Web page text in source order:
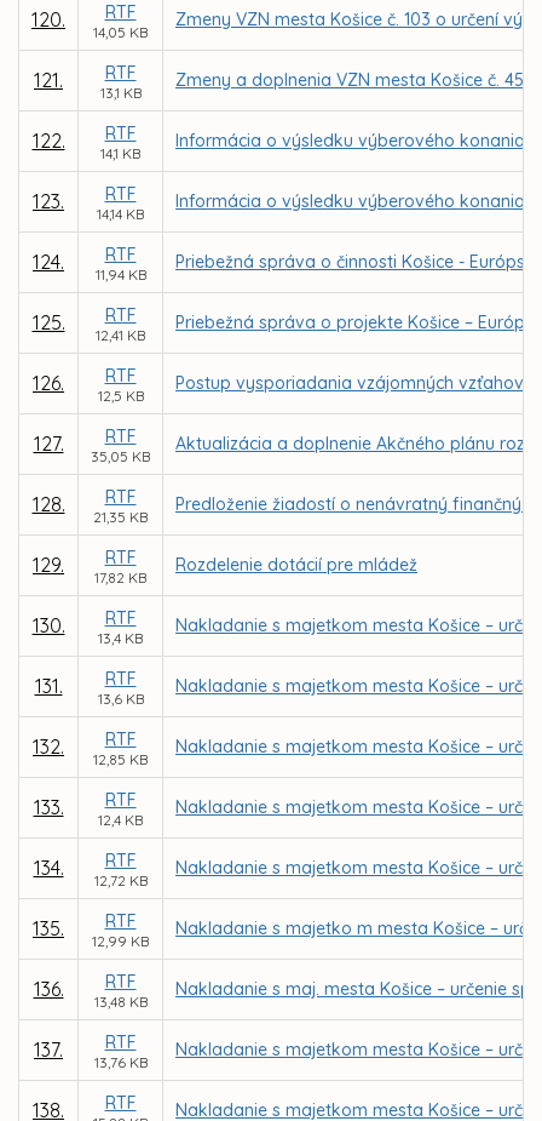
120. RTF
14,05 KB
Zmeny VZN mesta Košice č. 103 o určení
121. RTF
13,1 KB
Zmeny a doplnenia VZN mesta Košice č. 45
122. RTF
14,1 KB
Informácia o výsledku výberového konania
123. RTF
14,14 KB
Informácia o výsledku výberového konania
124. RTF
11,94 KB
Priebežná správa o činnosti Košice -
125. RTF
12,41 KB
Priebežná správa o projekte Košice –
126. RTF
12,5 KB
Postup vysporiadania vzájomných vzťahov
127. RTF
35,05 KB
Aktualizácia a doplnenie Akčného plánu
128. RTF
21,35 KB
Predloženie žiadostí o nenávratný finančný
129. RTF
17,82 KB
Rozdelenie dotácií pre mládež
130. RTF
13,4 KB
Nakladanie s majetkom mesta Košice –
131. RTF
13,6 KB
Nakladanie s majetkom mesta Košice –
132. RTF
12,85 KB
Nakladanie s majetkom mesta Košice –
133. RTF
12,4 KB
Nakladanie s majetkom mesta Košice –
134. RTF
12,72 KB
Nakladanie s majetkom mesta Košice –
135. RTF
12,99 KB
Nakladanie s majetko m mesta Košice –
136. RTF
13,48 KB
Nakladanie s maj. mesta Košice – určenie
137. RTF
13,76 KB
Nakladanie s majetkom mesta Košice –
138. RTF Nakladanie s majetkom mesta Košice –